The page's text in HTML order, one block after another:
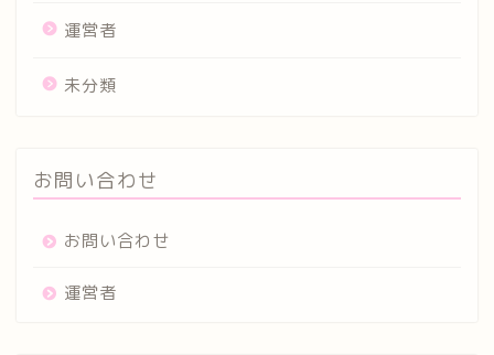
運営者
未分類
お問い合わせ
お問い合わせ
運営者